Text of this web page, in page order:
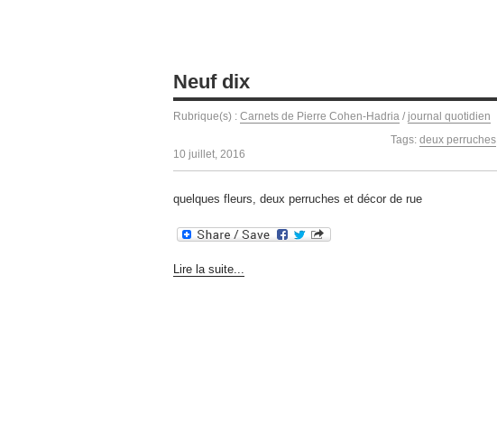
Neuf dix
Rubrique(s) : Carnets de Pierre Cohen-Hadria / journal quotidien
Tags: deux perruches
10 juillet, 2016
quelques fleurs, deux perruches et décor de rue
Lire la suite...